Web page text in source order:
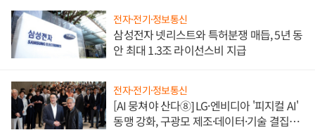
전자·전기·정보통신
삼성전자 넷리스트와 특허분쟁 매듭, 5년 동
안 최대 1.3조 라이선스비 지급
전자·전기·정보통신
[AI 뭉쳐야 산다⑧] LG·엔비디아 '피지컬 AI'
동맹 강화, 구광모 제조·데이터·기술 결집